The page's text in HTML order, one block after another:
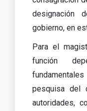
designación
gobierno, en
Para el
función
pesquisa del
autoridades,